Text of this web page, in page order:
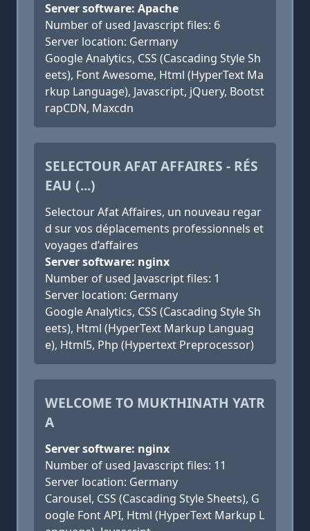
Server software: Apache
Number of used Javascript files: 6
Server location: Germany
Google Analytics, CSS (Cascading Style Sh
eets), Font Awesome, Html (HyperText Ma
rkup Language), Javascript, jQuery, Bootst
rapCDN, Maxcdn
SELECTOUR AFAT AFFAIRES - RÉS
EAU (...)
Selectour Afat Affaires, un nouveau regar
d sur vos déplacements professionnels et
voyages d’affaires
Server software: nginx
Number of used Javascript files: 1
Server location: Germany
Google Analytics, CSS (Cascading Style Sh
eets), Html (HyperText Markup Languag
e), Html5, Php (Hypertext Preprocessor)
WELCOME TO MUKTHINATH YATR
A
Server software: nginx
Number of used Javascript files: 11
Server location: Germany
Carousel, CSS (Cascading Style Sheets), G
oogle Font API, Html (HyperText Markup L